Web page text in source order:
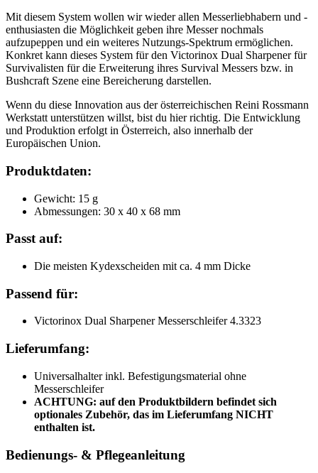
Mit diesem System wollen wir wieder allen Messerliebhabern und -
enthusiasten die Möglichkeit geben ihre Messer nochmals
aufzupeppen und ein weiteres Nutzungs-Spektrum ermöglichen.
Konkret kann dieses System für den Victorinox Dual Sharpener für
Survivalisten für die Erweiterung ihres Survival Messers bzw. in
Bushcraft Szene eine Bereicherung darstellen.
Wenn du diese Innovation aus der österreichischen Reini Rossmann
Werkstatt unterstützen willst, bist du hier richtig. Die Entwicklung
und Produktion erfolgt in Österreich, also innerhalb der
Europäischen Union.
Produktdaten:
Gewicht: 15 g
Abmessungen: 30 x 40 x 68 mm
Passt auf:
Die meisten Kydexscheiden mit ca. 4 mm Dicke
Passend für:
Victorinox Dual Sharpener Messerschleifer 4.3323
Lieferumfang:
Universalhalter inkl. Befestigungsmaterial ohne
Messerschleifer
ACHTUNG: auf den Produktbildern befindet sich
optionales Zubehör, das im Lieferumfang NICHT
enthalten ist.
Bedienungs- & Pflegeanleitung